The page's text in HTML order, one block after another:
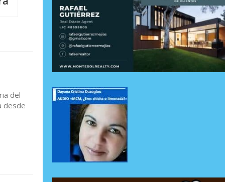
del
desde